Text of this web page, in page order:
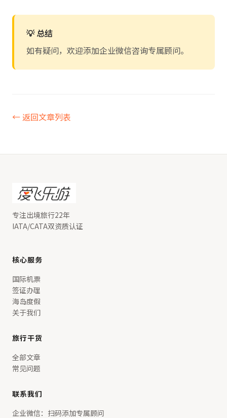
💡 总结
如有疑问，欢迎添加企业微信咨询专属顾问。
← 返回文章列表
专注出境旅行22年
IATA/CATA双资质认证
核心服务
国际机票
签证办理
海岛度假
关于我们
旅行干货
全部文章
常见问题
联系我们
企业微信：扫码添加专属顾问